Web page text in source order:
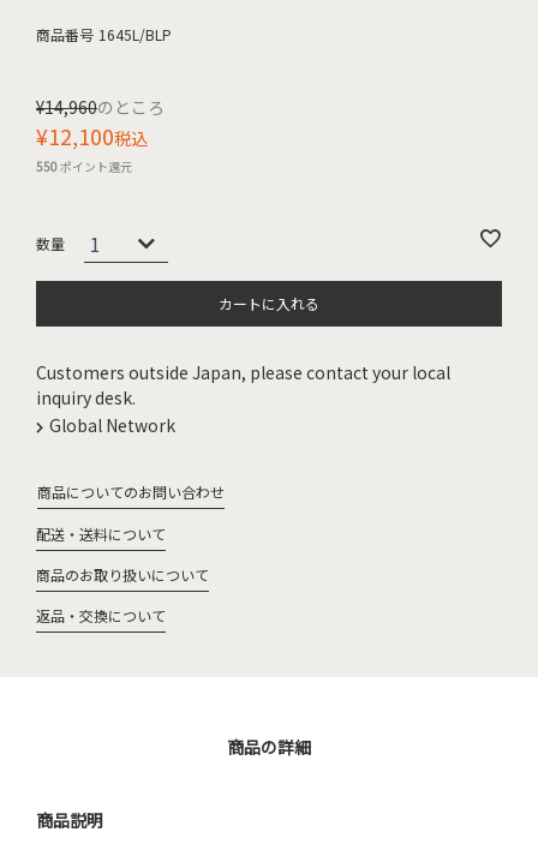
商品番号 1645L/BLP
¥14,960のところ
¥12,100税込
550ポイント還元
カートに入れる
Customers outside Japan, please contact your local
inquiry desk.
Global Network
商品についてのお問い合わせ
配送・送料について
商品のお取り扱いについて
返品・交換について
商品の詳細
商品説明